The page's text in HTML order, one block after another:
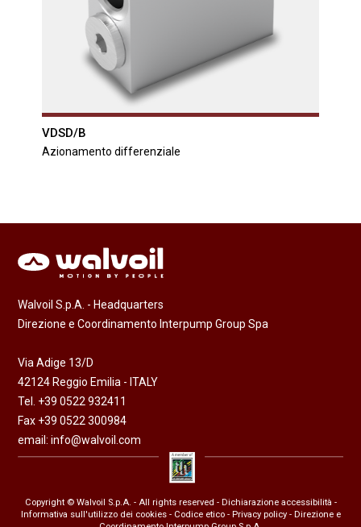
VDSD/B
Azionamento differenziale
Walvoil S.p.A. - Headquarters
Direzione e Coordinamento Interpump Group Spa
Via Adige 13/D
42124 Reggio Emilia - ITALY
Tel. +39 0522 932411
Fax +39 0522 300984
email:info@walvoil.com
Copyright © Walvoil S.p.A. - All rights reserved - Dichiarazione accessibilità -
Informativa sull'utilizzo dei cookies- Codice etico- Privacy policy- Direzione e